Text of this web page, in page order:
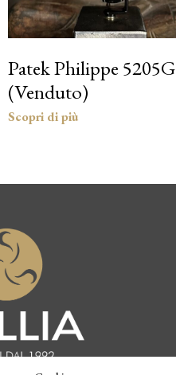
Patek Philippe 5205G
(Venduto)